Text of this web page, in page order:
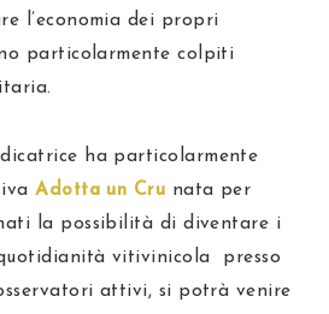
l’economia dei propri
particolarmente colpiti
ha particolarmente
Adotta un Cru nata per
la possibilità di diventare i
vitivinicola presso
attivi, si potrà venire